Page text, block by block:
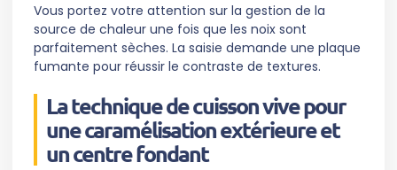
Vous portez votre attention sur la gestion de la
source de chaleur une fois que les noix sont
parfaitement sèches. La saisie demande une plaque
fumante pour réussir le contraste de textures.
La technique de cuisson vive pour
une caramélisation extérieure et
un centre fondant